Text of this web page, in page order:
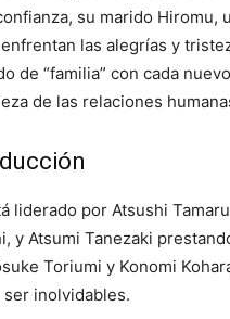
su marido
las alegrías y
de “familia” con cada
de las relaciones
liderado por Atsushi
y Atsumi Tanezaki
Toriumi y Konomi
inolvidables.